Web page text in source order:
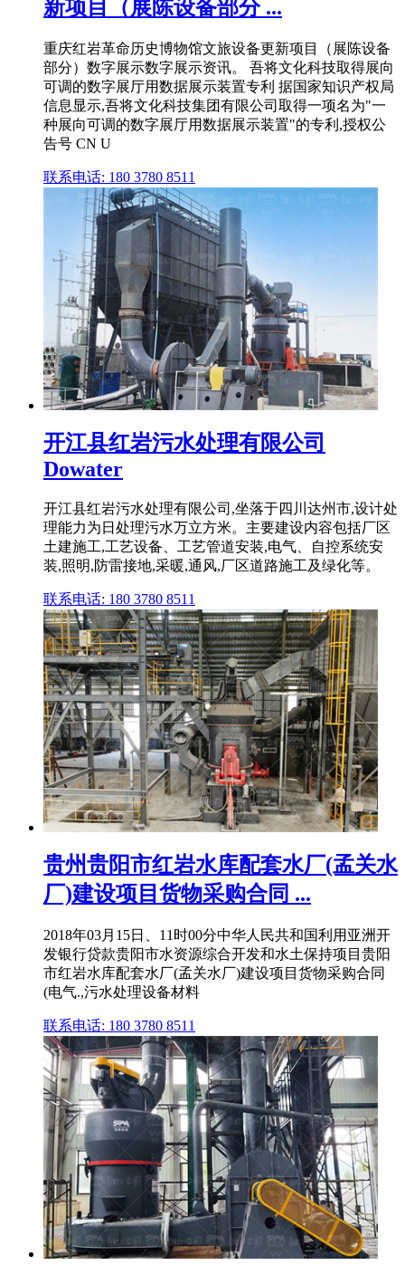
新项目（展陈设备部分 ...
重庆红岩革命历史博物馆文旅设备更新项目（展陈设备
部分）数字展示数字展示资讯。 吾将文化科技取得展向
可调的数字展厅用数据展示装置专利 据国家知识产权局
信息显示,吾将文化科技集团有限公司取得一项名为"一
种展向可调的数字展厅用数据展示装置"的专利,授权公
告号 CN U
联系电话: 180 3780 8511
开江县红岩污水处理有限公司
Dowater
开江县红岩污水处理有限公司,坐落于四川达州市,设计处
理能力为日处理污水万立方米。主要建设内容包括厂区
土建施工,工艺设备、工艺管道安装,电气、自控系统安
装,照明,防雷接地,采暖,通风,厂区道路施工及绿化等。
联系电话: 180 3780 8511
贵州贵阳市红岩水库配套水厂(孟关水
厂)建设项目货物采购合同 ...
2018年03月15日、11时00分中华人民共和国利用亚洲开
发银行贷款贵阳市水资源综合开发和水土保持项目贵阳
市红岩水库配套水厂(孟关水厂)建设项目货物采购合同
(电气.,污水处理设备材料
联系电话: 180 3780 8511